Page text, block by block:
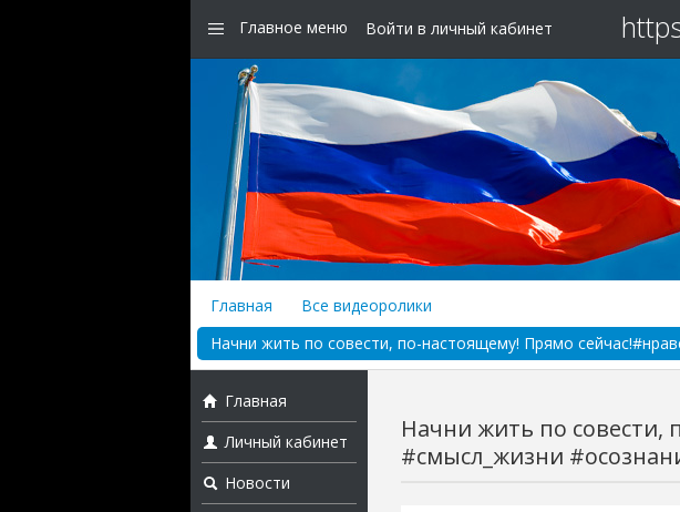
Главное меню Войти в личный кабинет
Главная
Все видеоролики
Начни жить по совести, по-настоящему! Прямо
Главная
Личный кабинет
Новости
Начни жить по совести,
#смысл_жизни